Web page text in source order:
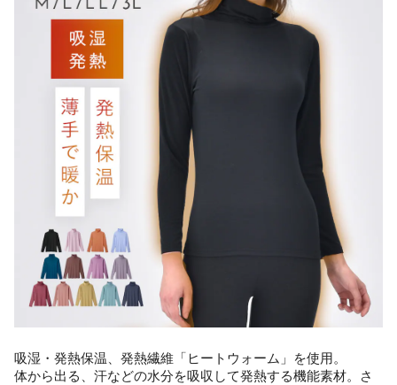
吸湿・発熱保温、発熱繊維「ヒートウォーム」を使用。
体から出る、汗などの水分を吸収して発熱する機能素材。さ